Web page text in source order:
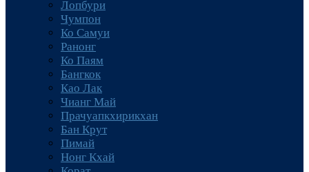
Лопбури
Чумпон
Ко Самуи
Ранонг
Ко Паям
Бангкок
Као Лак
Чианг Май
Прачуапкхирикхан
Бан Крут
Пимай
Нонг Кхай